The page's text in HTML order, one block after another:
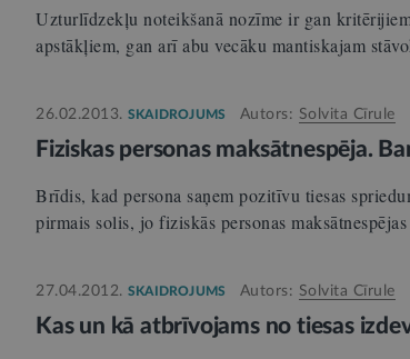
Uzturlīdzekļu noteikšanā nozīme ir gan
apstākļiem, gan arī abu vecāku mantiskajam
26.02.2013. SKAIDROJUMS Autors: Solvita Cīrule
Fiziskas personas maksātnespēja.
Brīdis, kad persona saņem pozitīvu tiesas
pirmais solis, jo fiziskās personas
27.04.2012. SKAIDROJUMS Autors: Solvita Cīrule
Kas un kā atbrīvojams no tiesas